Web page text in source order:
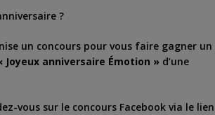
?
un concours pour vous faire gagner un
Joyeux anniversaire Émotion » d’une
vous sur le concours Facebook via le lien